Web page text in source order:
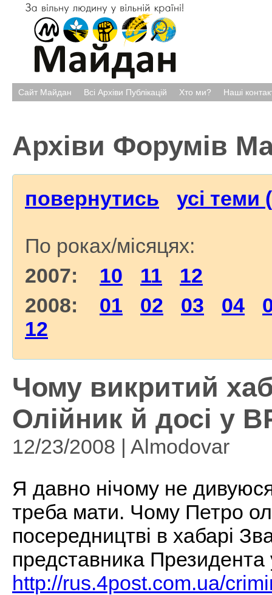
Сайт Майдан Всі Архіви Публікацій Хто ми? Наші
Архіви Форумів
повернутись усі теми
По роках/місяцях:
2007: 10 11
12
2008: 01 02 03 04
12
Чому викритий
Олійник й досі у
12/23/2008 | Almodovar
Я давно нічому не дивуюся
треба мати. Чому Петро
посередництві в хабарі
представника
http://rus.4post.com.ua/